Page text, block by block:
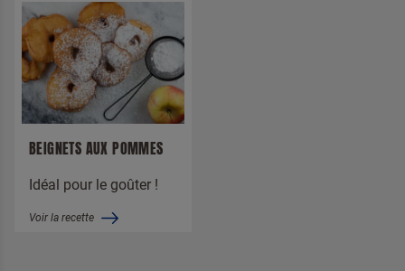
BEIGNETS AUX POMMES
Idéal pour le goûter !
Voir la recette